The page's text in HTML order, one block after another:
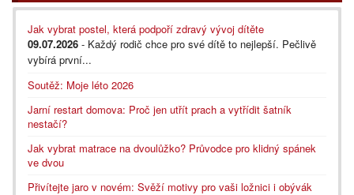
Jak vybrat postel, která podpoří zdravý vývoj dítěte
09.07.2026 - Každý rodič chce pro své dítě to nejlepší. Pečlivě
vybírá první...
Soutěž: Moje léto 2026
Jarní restart domova: Proč jen utřít prach a vytřídit šatník
nestačí?
Jak vybrat matrace na dvoulůžko? Průvodce pro klidný spánek
ve dvou
Přivítejte jaro v novém: Svěží motivy pro vaši ložnici i obývák